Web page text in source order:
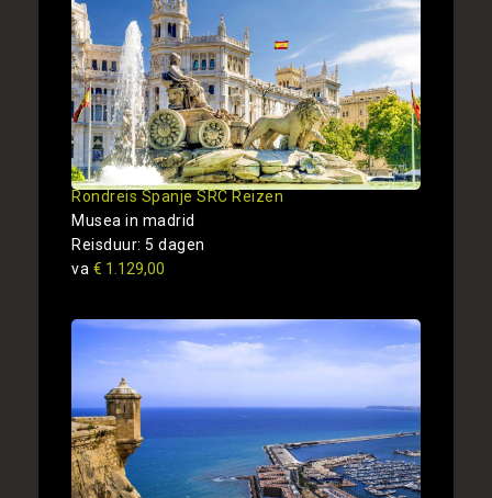
Rondreis Spanje SRC Reizen
Musea in madrid
Reisduur: 5 dagen
va € 1.129,00